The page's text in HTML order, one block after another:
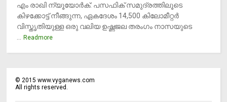
എം രാഖി ന്യൂയോര്‍ക്: പസഫിക് സമുദ്രത്തിലൂടെ
കിഴക്കോട്ട് നീങ്ങുന്ന, ഏകദേശം 14,500 കിലോമീറ്റര്‍
വിസ്തൃതിയുള്ള ഒരു വലിയ ഉഷ്ണജല തരംഗം നാസയുടെ
Readmore
© 2015 www.vyganews.com
All rights reserved.